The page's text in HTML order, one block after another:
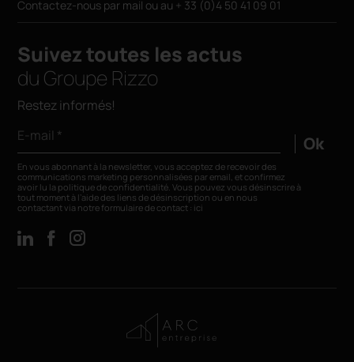
Contactez-nous par mail ou au + 33 (0)4 50 41 09 01
Suivez toutes les actus
du Groupe Rizzo
Restez informés!
E-mail *
Ok
En vous abonnant à la newsletter, vous acceptez de recevoir des
communications marketing personnalisées par email, et confirmez
avoir lu la politique de confidentialité. Vous pouvez vous désinscrire à
tout moment à l’aide des liens de désinscription ou en nous
contactant via notre formulaire de contact : ici